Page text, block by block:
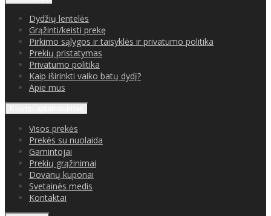
Dydžių lentelės
Grąžinti/keisti prekę
Pirkimo sąlygos ir taisyklės ir privatumo politika
Prekių pristatymas
Privatumo politika
Kaip iširinkti vaiko batų dydį?
Apie mus
Visos prekės
Prekės su nuolaida
Gamintojai
Prekių grąžinimai
Dovanų kuponai
Svetainės medis
Kontaktai